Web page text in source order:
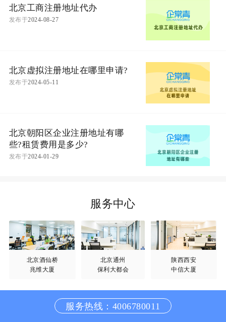
北京工商注册地址代办
发布于2024-08-27
北京虚拟注册地址在哪里申请?
发布于2024-05-11
北京朝阳区企业注册地址有哪
些?租赁费用是多少?
发布于2024-01-29
服务中心
北京酒仙桥
兆维大厦
北京通州
保利大都会
陕西西安
中信大厦
服务热线：4006780011